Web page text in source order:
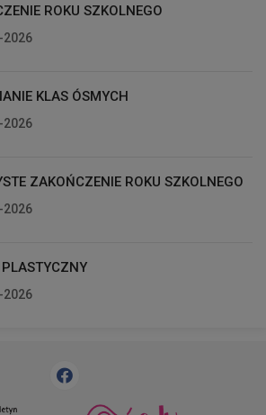
ROKU SZKOLNEGO
2026
KLAS ÓSMYCH
2026
ZAKOŃCZENIE ROKU SZKOLNEGO
2026
PLASTYCZNY
2026